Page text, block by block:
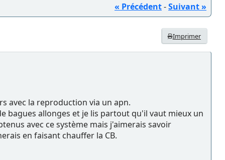
« Précédent-Suivant »
Imprimer
avec la reproduction via un apn.
bagues allonges et je lis partout qu'il vaut mieux un
avec ce système mais j'aimerais savoir
en faisant chauffer la CB.